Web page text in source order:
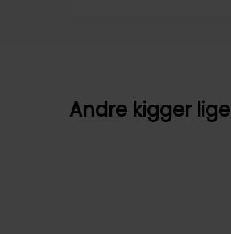
Andre kigger